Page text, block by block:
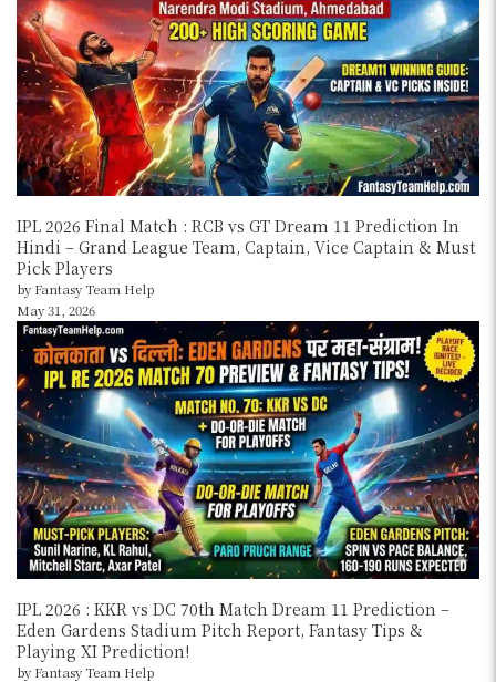
IPL 2026 Final Match : RCB vs GT Dream 11 Prediction In
Hindi – Grand League Team, Captain, Vice Captain & Must
Pick Players
by Fantasy Team Help
May 31, 2026
IPL 2026 : KKR vs DC 70th Match Dream 11 Prediction –
Eden Gardens Stadium Pitch Report, Fantasy Tips &
Playing XI Prediction!
by Fantasy Team Help